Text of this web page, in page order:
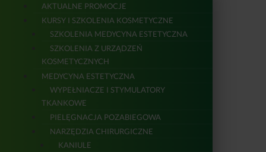
AKTUALNE PROMOCJE
KURSY I SZKOLENIA KOSMETYCZNE
SZKOLENIA MEDYCYNA ESTETYCZNA
SZKOLENIA Z URZĄDZEŃ
KOSMETYCZNYCH
MEDYCYNA ESTETYCZNA
WYPEŁNIACZE I STYMULATORY
TKANKOWE
PIELĘGNACJA POZABIEGOWA
NARZĘDZIA CHIRURGICZNE
KANIULE